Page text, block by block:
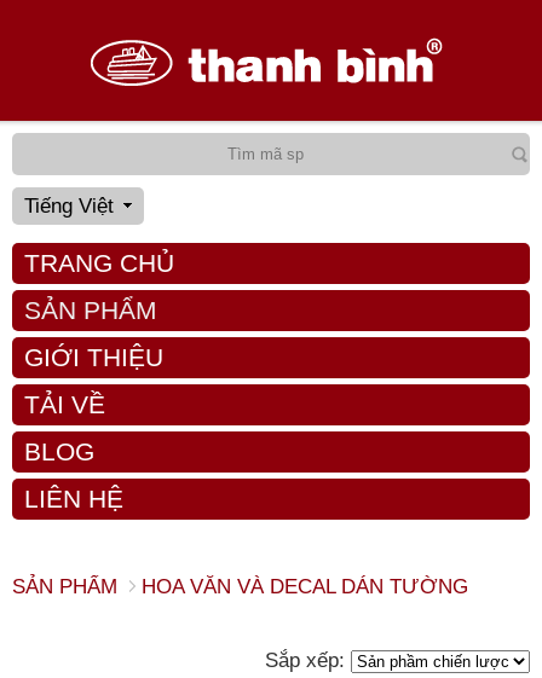
Tiếng Việt
TRANG CHỦ
SẢN PHẨM
GIỚI THIỆU
TẢI VỀ
BLOG
LIÊN HỆ
SẢN PHẨM HOA VĂN VÀ DECAL DÁN TƯỜNG
Sắp xếp: